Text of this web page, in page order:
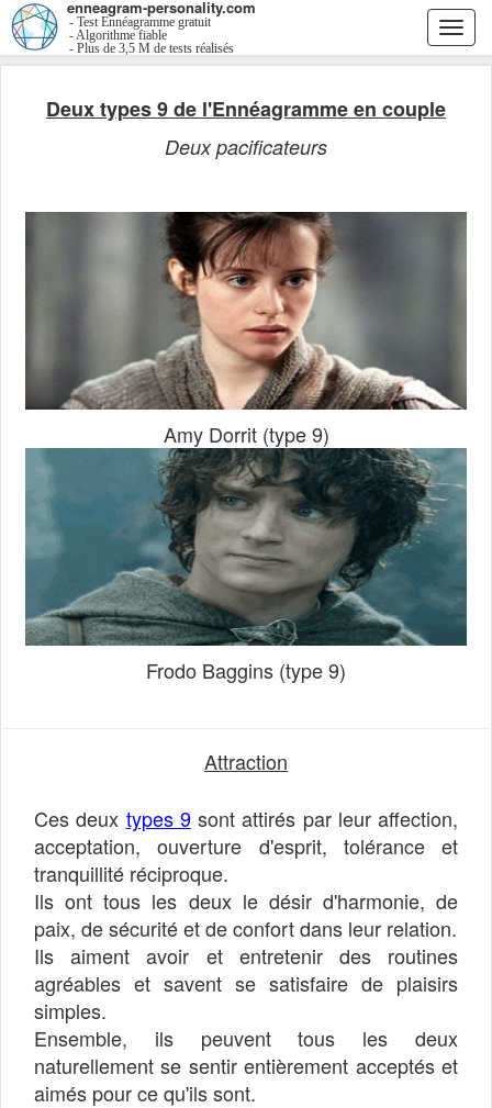
enneagram-personality.com
- Test Ennéagramme gratuit
- Algorithme fiable
- Plus de 3,5 M de tests réalisés
Deux types 9 de l'Ennéagramme en couple
Deux pacificateurs
Amy Dorrit (type 9)
Frodo Baggins (type 9)
Attraction
Ces deux types 9sont attirés par leur affection,
acceptation, ouverture d'esprit, tolérance et
tranquillité réciproque.
Ils ont tous les deux le désir d'harmonie, de
paix, de sécurité et de confort dans leur relation.
Ils aiment avoir et entretenir des routines
agréables et savent se satisfaire de plaisirs
simples.
Ensemble, ils peuvent tous les deux
naturellement se sentir entièrement acceptés et
aimés pour ce qu'ils sont.